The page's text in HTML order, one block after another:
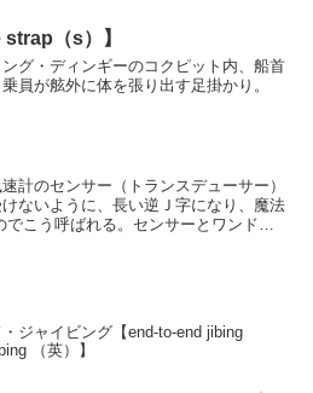
（s）】
グ・ディンギーのコクピット内、船首
員が舷外に体を張り出す足掛かり。
計のセンサー（トランスデューサー）
ないように、長い逆Ｊ字になり、魔法
こう呼ばれる。センサーとワンドを
ジャイビング【end-to-end jibing
（英）】